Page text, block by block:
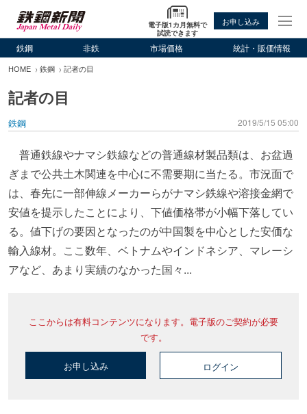
電子版1カ月無料で
試読できます
お申し込み
鉄鋼 非鉄 市場価格 統計・販価情報
HOME 鉄鋼 記者の目
記者の目
鉄鋼 2019/5/15 05:00
普通鉄線やナマシ鉄線などの普通線材製品類は、お盆過
ぎまで公共土木関連を中心に不需要期に当たる。市況面で
は、春先に一部伸線メーカーらがナマシ鉄線や溶接金網で
安値を提示したことにより、下値価格帯が小幅下落してい
る。値下げの要因となったのが中国製を中心とした安価な
輸入線材。ここ数年、ベトナムやインドネシア、マレーシ
アなど、あまり実績のなかった国々...
ここからは有料コンテンツになります。電子版のご契約が必要
です。
お申し込み ログイン